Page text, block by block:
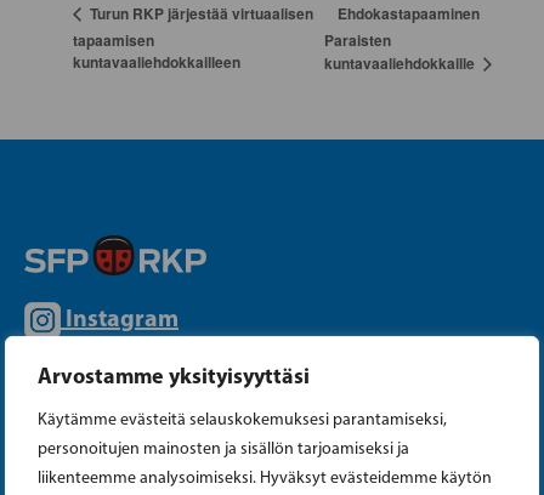
Arvostamme yksityisyyttäsi
Käytämme evästeitä selauskokemuksesi parantamiseksi,
personoitujen mainosten ja sisällön tarjoamiseksi ja
liikenteemme analysoimiseksi. Hyväksyt evästeidemme käytön
Turun RKP järjestää virtuaalisen
tapaamisen
kuntavaaliehdokkailleen
Ehdokastapaaminen
Paraisten
kuntavaaliehdokkaille
Instagram
Facebook
Tiktok